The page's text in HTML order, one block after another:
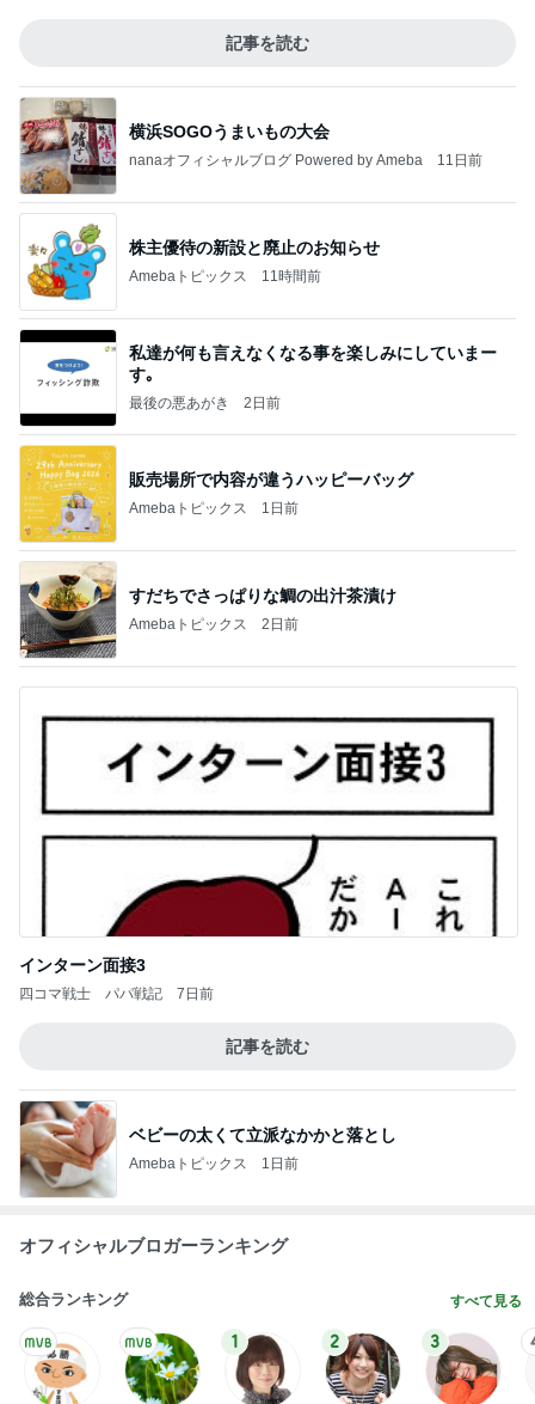
記事を読む
横浜SOGOうまいもの大会
nanaオフィシャルブログ Powered by Ameba 11日前
株主優待の新設と廃止のお知らせ
Amebaトピックス 11時間前
私達が何も言えなくなる事を楽しみにしていまー
す｡
最後の悪あがき 2日前
販売場所で内容が違うハッピーバッグ
Amebaトピックス 1日前
すだちでさっぱりな鯛の出汁茶漬け
Amebaトピックス 2日前
インターン面接3
四コマ戦士 パパ戦記 7日前
記事を読む
ベビーの太くて立派なかかと落とし
Amebaトピックス 1日前
オフィシャルブロガーランキング
総合ランキング すべて見る
1 2 3